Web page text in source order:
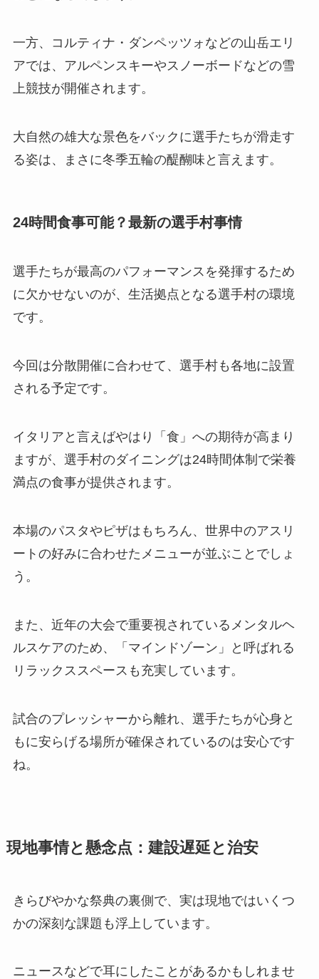
一方、コルティナ・ダンペッツォなどの山岳エリ
アでは、アルペンスキーやスノーボードなどの雪
上競技が開催されます。
大自然の雄大な景色をバックに選手たちが滑走す
る姿は、まさに冬季五輪の醍醐味と言えます。
24時間食事可能？最新の選手村事情
選手たちが最高のパフォーマンスを発揮するため
に欠かせないのが、生活拠点となる選手村の環境
です。
今回は分散開催に合わせて、選手村も各地に設置
される予定です。
イタリアと言えばやはり「食」への期待が高まり
ますが、選手村のダイニングは24時間体制で栄養
満点の食事が提供されます。
本場のパスタやピザはもちろん、世界中のアスリ
ートの好みに合わせたメニューが並ぶことでしょ
う。
また、近年の大会で重要視されているメンタルヘ
ルスケアのため、「マインドゾーン」と呼ばれる
リラックススペースも充実しています。
試合のプレッシャーから離れ、選手たちが心身と
もに安らげる場所が確保されているのは安心です
ね。
現地事情と懸念点：建設遅延と治安
きらびやかな祭典の裏側で、実は現地ではいくつ
かの深刻な課題も浮上しています。
ニュースなどで耳にしたことがあるかもしれませ